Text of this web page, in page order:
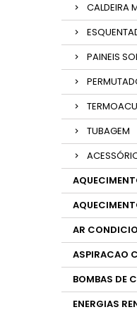
CALDEIRA
PAINEIS
TUBAGEM
AR
ASPIRACAO
BOMBAS DE
ENERGIAS